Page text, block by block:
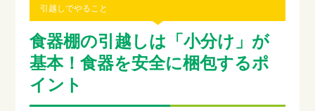
引越しでやること
食器棚の引越しは「小分け」が
基本！食器を安全に梱包するポ
イント